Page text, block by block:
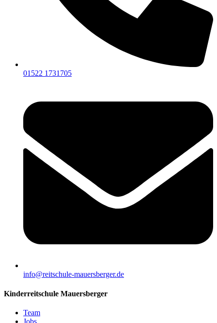
01522 1731705
info@reitschule-mauersberger.de
Kinderreitschule Mauersberger
Team
Jobs